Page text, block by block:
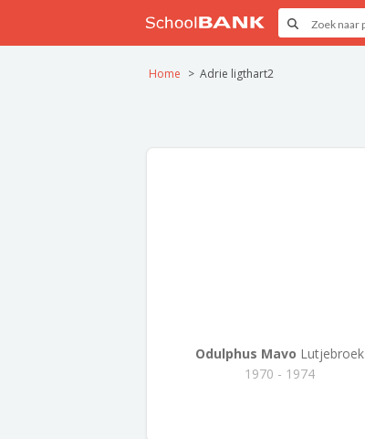
Home Adrie ligthart2
Odulphus Mavo Lutjebroek
1970 - 1974